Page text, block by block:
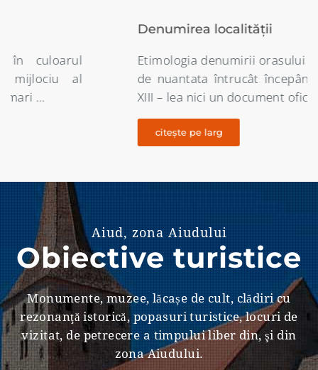
Denumirea localității
Etimologia denumirii orasului Aiud este destul
de nuantata întrucât începând din secolul al
XIII – lea nici un document oficial …
Aiud, zona Aiudului
Obiective turistice
Monumente, muzee, lăcașe de cult, clădiri cu
rezonanţă istorică, popasuri turistice, locuri de
vizitat, de petrecere a timpului liber din, şi din
zona Aiudului.